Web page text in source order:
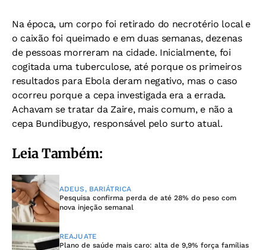
Na época, um corpo foi retirado do necrotério local e
o caixão foi queimado e em duas semanas, dezenas
de pessoas morreram na cidade. Inicialmente, foi
cogitada uma tuberculose, até porque os primeiros
resultados para Ebola deram negativo, mas o caso
ocorreu porque a cepa investigada era a errada.
Achavam se tratar da Zaire, mais comum, e não a
cepa Bundibugyo, responsável pelo surto atual.
Leia Também:
ADEUS, BARIÁTRICA
Pesquisa confirma perda de até 28% do peso com
nova injeção semanal
REAJUATE
Plano de saúde mais caro: alta de 9,9% força famílias